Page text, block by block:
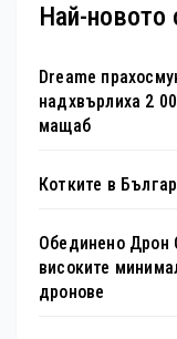
Най-новото
Dreame
надхвърлиха 2
мащаб
Котките в
Обединено Дрон
високите
дронове